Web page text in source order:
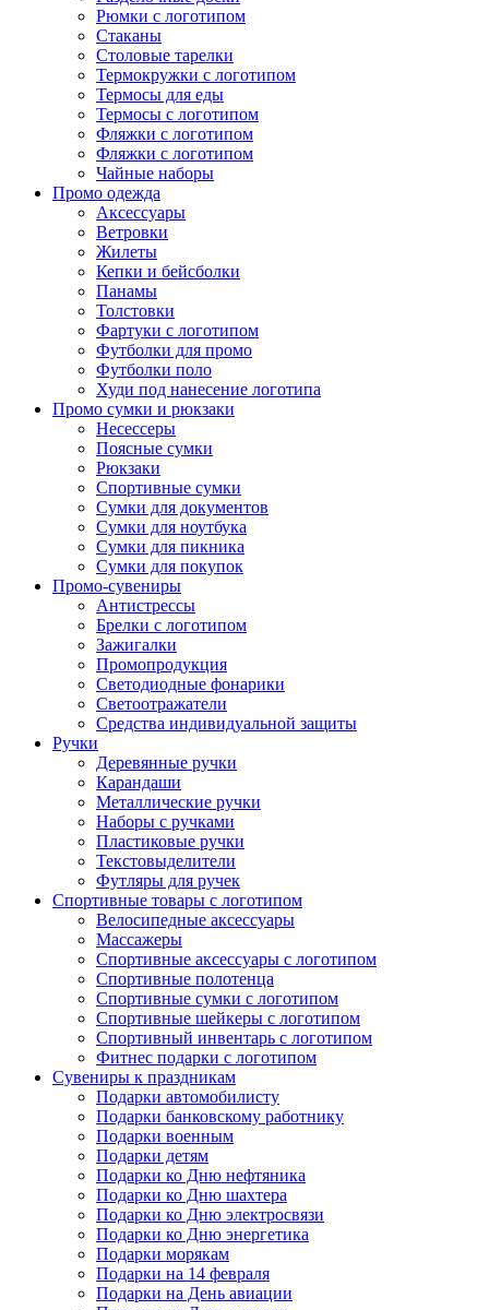
Рюмки с логотипом
Стаканы
Столовые тарелки
Термокружки с логотипом
Термосы для еды
Термосы с логотипом
Фляжки с логотипом
Фляжки с логотипом
Чайные наборы
Промо одежда
Аксессуары
Ветровки
Жилеты
Кепки и бейсболки
Панамы
Толстовки
Фартуки с логотипом
Футболки для промо
Футболки поло
Худи под нанесение логотипа
Промо сумки и рюкзаки
Несессеры
Поясные сумки
Рюкзаки
Спортивные сумки
Сумки для документов
Сумки для ноутбука
Сумки для пикника
Сумки для покупок
Промо-сувениры
Антистрессы
Брелки с логотипом
Зажигалки
Промопродукция
Светодиодные фонарики
Светоотражатели
Средства индивидуальной защиты
Ручки
Деревянные ручки
Карандаши
Металлические ручки
Наборы с ручками
Пластиковые ручки
Текстовыделители
Футляры для ручек
Спортивные товары с логотипом
Велосипедные аксессуары
Массажеры
Спортивные аксессуары с логотипом
Спортивные полотенца
Спортивные сумки с логотипом
Спортивные шейкеры с логотипом
Спортивный инвентарь с логотипом
Фитнес подарки с логотипом
Сувениры к праздникам
Подарки автомобилисту
Подарки банковскому работнику
Подарки военным
Подарки детям
Подарки ко Дню нефтяника
Подарки ко Дню шахтера
Подарки ко Дню электросвязи
Подарки ко Дню энергетика
Подарки морякам
Подарки на 14 февраля
Подарки на День авиации